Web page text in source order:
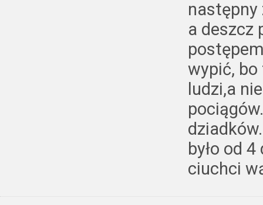
następny
a deszcz
wypić, bo
ludzi,a
było od
ciuchci